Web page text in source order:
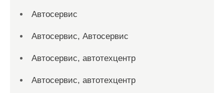
Автосервис
Автосервис, Автосервис
Автосервис, автотехцентр
Автосервис, автотехцентр